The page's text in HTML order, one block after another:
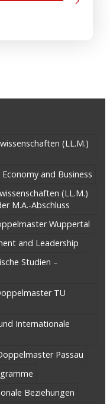
(LL.M.)
and Business
(LL.M.)
M.A.-Abschluss
Wuppertal
and Leadership
Studien –
TU
Internationale
Passau
Beziehungen